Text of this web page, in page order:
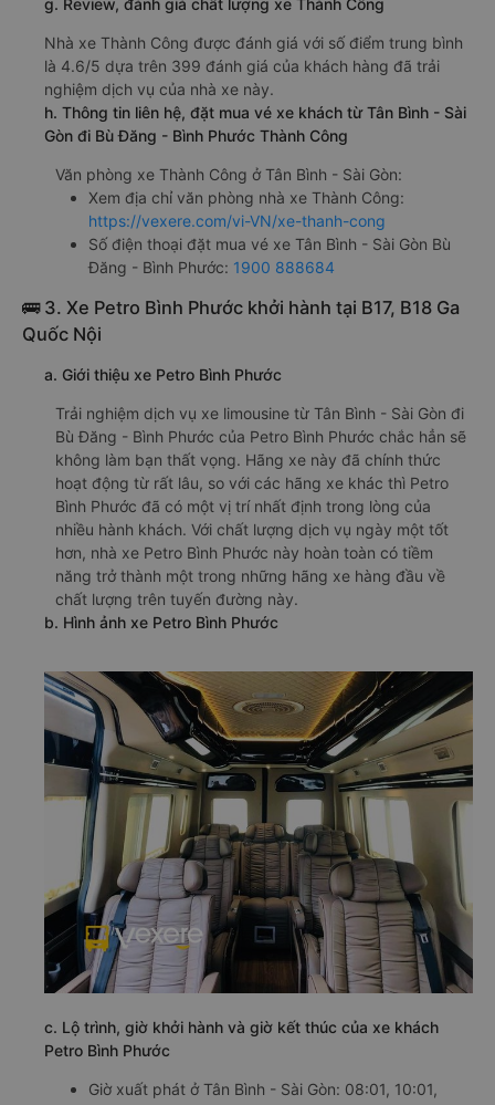
Nhà xe Thành Công được đánh giá với số điểm trung bình
là 4.6/5 dựa trên 399 đánh giá của khách hàng đã trải
nghiệm dịch vụ của nhà xe này.
h. Thông tin liên hệ, đặt mua vé xe khách từ Tân Bình - Sài
Gòn đi Bù Đăng - Bình Phước Thành Công
Văn phòng xe Thành Công ở Tân Bình - Sài Gòn:
Xem địa chỉ văn phòng nhà xe Thành Công:
https://vexere.com/vi-VN/xe-thanh-cong
Số điện thoại đặt mua vé xe Tân Bình - Sài Gòn Bù
Đăng - Bình Phước: 1900 888684
🚌 3. Xe Petro Bình Phước khởi hành tại B17, B18 Ga
Quốc Nội
a. Giới thiệu xe Petro Bình Phước
Trải nghiệm dịch vụ xe limousine từ Tân Bình - Sài Gòn đi
Bù Đăng - Bình Phước của Petro Bình Phước chắc hẳn sẽ
không làm bạn thất vọng. Hãng xe này đã chính thức
hoạt động từ rất lâu, so với các hãng xe khác thì Petro
Bình Phước đã có một vị trí nhất định trong lòng của
nhiều hành khách. Với chất lượng dịch vụ ngày một tốt
hơn, nhà xe Petro Bình Phước này hoàn toàn có tiềm
năng trở thành một trong những hãng xe hàng đầu về
chất lượng trên tuyến đường này.
b. Hình ảnh xe Petro Bình Phước
c. Lộ trình, giờ khởi hành và giờ kết thúc của xe khách
Petro Bình Phước
Giờ xuất phát ở Tân Bình - Sài Gòn: 08:01, 10:01,